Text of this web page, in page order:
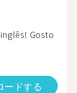
Gosto
ードする